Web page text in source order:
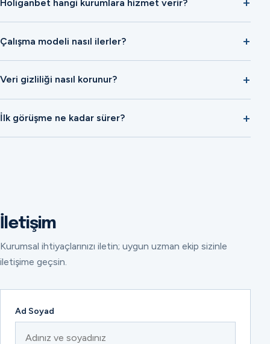
Holiganbet hangi kurumlara hizmet verir?
Çalışma modeli nasıl ilerler?
Veri gizliliği nasıl korunur?
İlk görüşme ne kadar sürer?
İletişim
Kurumsal ihtiyaçlarınızı iletin; uygun uzman ekip sizinle
iletişime geçsin.
Ad Soyad